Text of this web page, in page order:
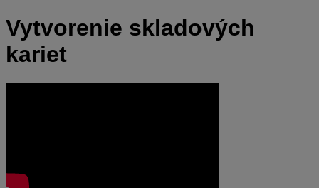
Vytvorenie skladových
kariet